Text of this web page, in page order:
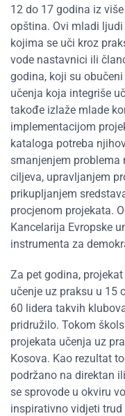
12 do 17 godina iz
opština. Ovi mladi
kojima se uči kroz
vode nastavnici ili
godina, koji su
učenja koja integriše
takođe izlaže mlade
implementacijom
kataloga potreba
smanjenjem problema
ciljeva, upravljanjem
prikupljanjem
procjenom projekata.
Kancelarija Evropske
instrumenta za
Za pet godina,
učenje uz praksu u 15
60 lidera takvih
pridružilo. Tokom
projekata učenja uz
Kosova. Kao rezultat
podržano na direktan
se sprovode u okviru
inspirativno vidjeti